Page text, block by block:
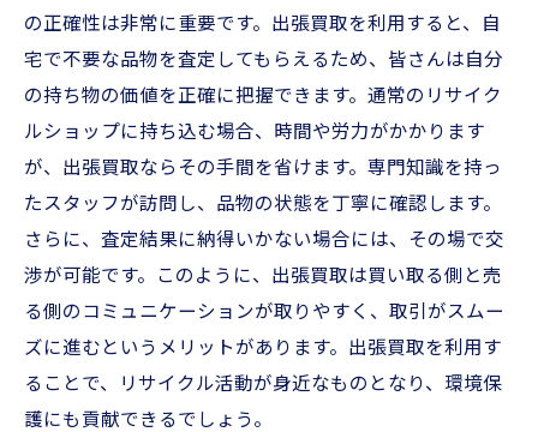
の正確性は非常に重要です。出張買取を利用すると、自
宅で不要な品物を査定してもらえるため、皆さんは自分
の持ち物の価値を正確に把握できます。通常のリサイク
ルショップに持ち込む場合、時間や労力がかかります
が、出張買取ならその手間を省けます。専門知識を持っ
たスタッフが訪問し、品物の状態を丁寧に確認します。
さらに、査定結果に納得いかない場合には、その場で交
渉が可能です。このように、出張買取は買い取る側と売
る側のコミュニケーションが取りやすく、取引がスムー
ズに進むというメリットがあります。出張買取を利用す
ることで、リサイクル活動が身近なものとなり、環境保
護にも貢献できるでしょう。